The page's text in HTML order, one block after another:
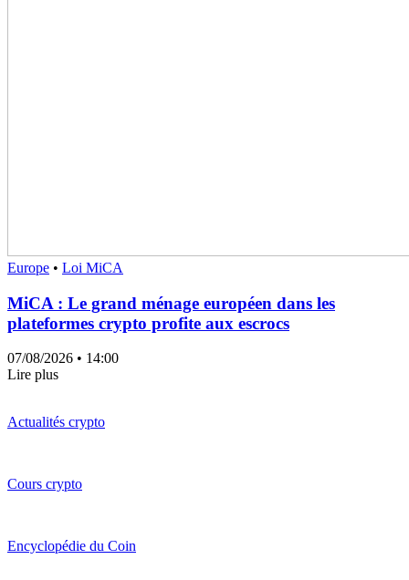
Europe • Loi MiCA
MiCA : Le grand ménage européen dans les
plateformes crypto profite aux escrocs
07/08/2026 • 14:00
Lire plus
Actualités crypto
Cours crypto
Encyclopédie du Coin